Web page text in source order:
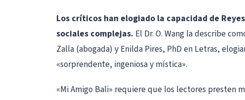
Los críticos han elogiado la capacidad de
sociales complejas. El Dr. O. Wang la describe
Zalla (abogada) y Enilda Pires, PhD en Letras,
«sorprendente, ingeniosa y mística».
«Mi Amigo Bali» requiere que los lectores presten